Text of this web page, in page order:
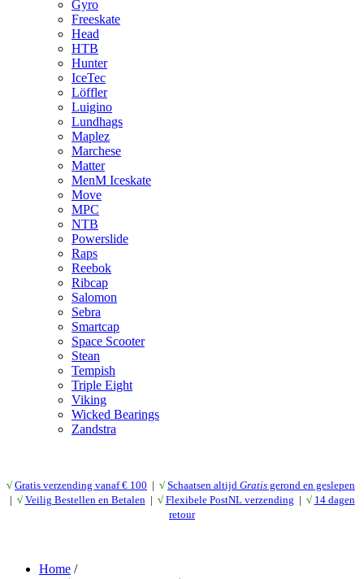
Gyro
Freeskate
Head
HTB
Hunter
IceTec
Löffler
Luigino
Lundhags
Maplez
Marchese
Matter
MenM Iceskate
Move
MPC
NTB
Powerslide
Raps
Reebok
Ribcap
Salomon
Sebra
Smartcap
Space Scooter
Stean
Tempish
Triple Eight
Viking
Wicked Bearings
Zandstra
√ Gratis verzending vanaf € 100 | √ Schaatsen altijd Gratis gerond en geslepen
| √ Veilig Bestellen en Betalen | √ Flexibele PostNL verzending | √ 14 dagen
retour
Home /